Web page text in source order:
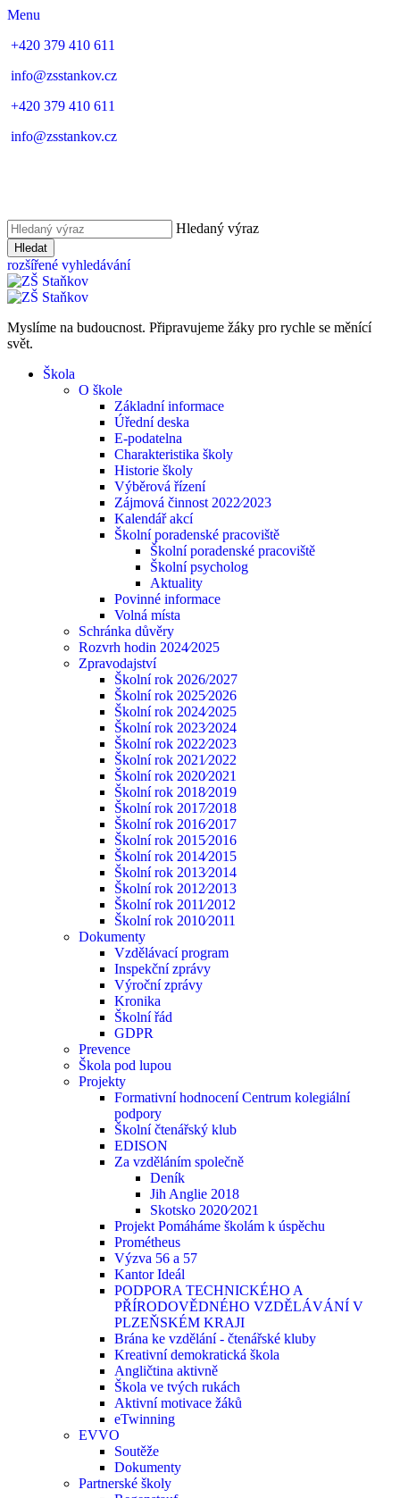
Menu
+420 379 410 611
info@zsstankov.cz
+420 379 410 611
info@zsstankov.cz
Hledaný výraz
Hledat
rozšířené vyhledávání
Myslíme na budoucnost. Připravujeme žáky pro rychle se měnící
svět.
Škola
O škole
Základní informace
Úřední deska
E-podatelna
Charakteristika školy
Historie školy
Výběrová řízení
Zájmová činnost 2022⁄2023
Kalendář akcí
Školní poradenské pracoviště
Školní poradenské pracoviště
Školní psycholog
Aktuality
Povinné informace
Volná místa
Schránka důvěry
Rozvrh hodin 2024⁄2025
Zpravodajství
Školní rok 2026/2027
Školní rok 2025⁄2026
Školní rok 2024⁄2025
Školní rok 2023⁄2024
Školní rok 2022⁄2023
Školní rok 2021⁄2022
Školní rok 2020⁄2021
Školní rok 2018⁄2019
Školní rok 2017⁄2018
Školní rok 2016⁄2017
Školní rok 2015⁄2016
Školní rok 2014⁄2015
Školní rok 2013⁄2014
Školní rok 2012⁄2013
Školní rok 2011⁄2012
Školní rok 2010⁄2011
Dokumenty
Vzdělávací program
Inspekční zprávy
Výroční zprávy
Kronika
Školní řád
GDPR
Prevence
Škola pod lupou
Projekty
Formativní hodnocení Centrum kolegiální
podpory
Školní čtenářský klub
EDISON
Za vzděláním společně
Deník
Jih Anglie 2018
Skotsko 2020⁄2021
Projekt Pomáháme školám k úspěchu
Prométheus
Výzva 56 a 57
Kantor Ideál
PODPORA TECHNICKÉHO A
PŘÍRODOVĚDNÉHO VZDĚLÁVÁNÍ V
PLZEŇSKÉM KRAJI
Brána ke vzdělání - čtenářské kluby
Kreativní demokratická škola
Angličtina aktivně
Škola ve tvých rukách
Aktivní motivace žáků
eTwinning
EVVO
Soutěže
Dokumenty
Partnerské školy